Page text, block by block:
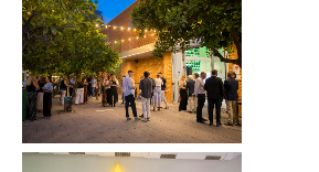
Sin leyenda